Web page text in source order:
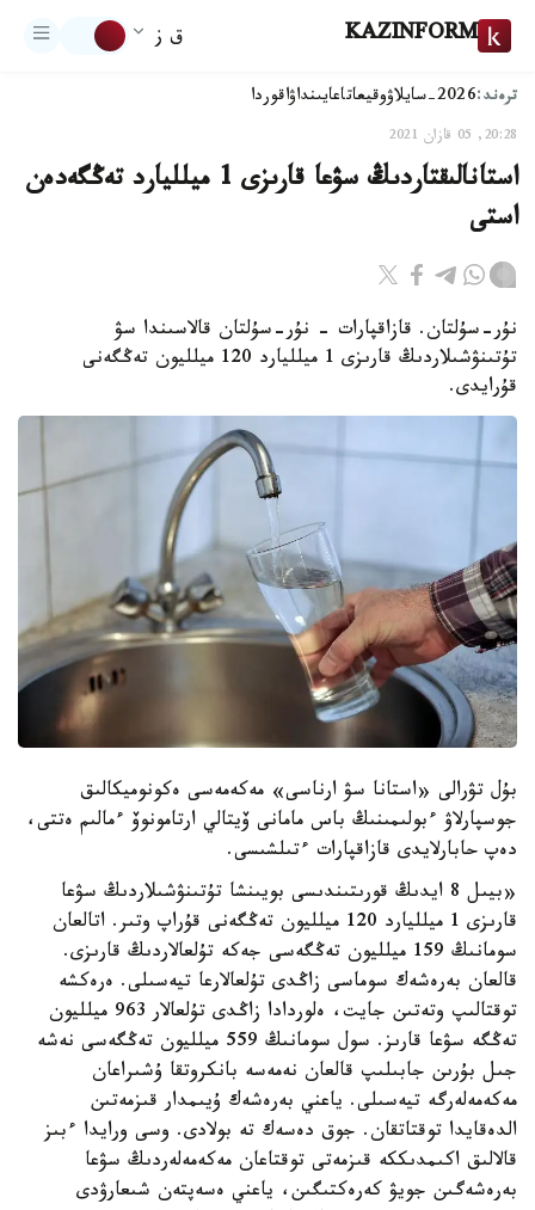
KAZINFORM ق ز
ترەند:2026-سايلاۋ وقيعاتاعايىنداۋاقوردا
20:28, 05 قازان 2021
استانالىقتاردىڭ سۋعا قارىزى 1 ميلليارد تەڭگەدەن
استى
نۇر-سۇلتان. قازاقپارات - نۇر-سۇلتان قالاسىندا سۋ
تۇتىنۋشىلاردىڭ قارىزى 1 ميلليارد 120 ميلليون تەڭگەنى
قۇرايدى.
بۇل تۋرالى «استانا سۋ ارناسى» مەكەمەسى ەكونوميكالىق
جوسپارلاۋ ءبولىمىنىڭ باس مامانى ۆيتالي ارتامونوۆ ءمالىم ەتتى،
دەپ حابارلايدى قازاقپارات ءتىلشىسى.
«بيىل 8 ايدىڭ قورىتىندىسى بويىنشا تۇتىنۋشىلاردىڭ سۋعا
قارىزى 1 ميلليارد 120 ميلليون تەڭگەنى قۇراپ وتىر. اتالعان
سومانىڭ 159 ميلليون تەڭگەسى جەكە تۇلعالاردىڭ قارىزى.
قالعان بەرەشەك سوماسى زاڭدى تۇلعالارعا تيەسىلى. ەرەكشە
توقتالىپ وتەتىن جايت، ەلوردادا زاڭدى تۇلعالار 963 ميلليون
تەڭگە سۋعا قارىز. سول سومانىڭ 559 ميلليون تەڭگەسى نەشە
جىل بۇرىن جابىلىپ قالعان نەمەسە بانكروتقا ۇشىراعان
مەكەمەلەرگە تيەسىلى. ياعني بەرەشەك ۇيىمدار قىزمەتىن
الدەقايدا توقتاتقان. جوق دەسەك تە بولادى. وسى ورايدا ءبىز
قالالىق اكىمدىككە قىزمەتى توقتاعان مەكەمەلەردىڭ سۋعا
بەرەشەگىن جويۋ كەرەكتىگىن، ياعني ەسەپتەن شىعارۋدى